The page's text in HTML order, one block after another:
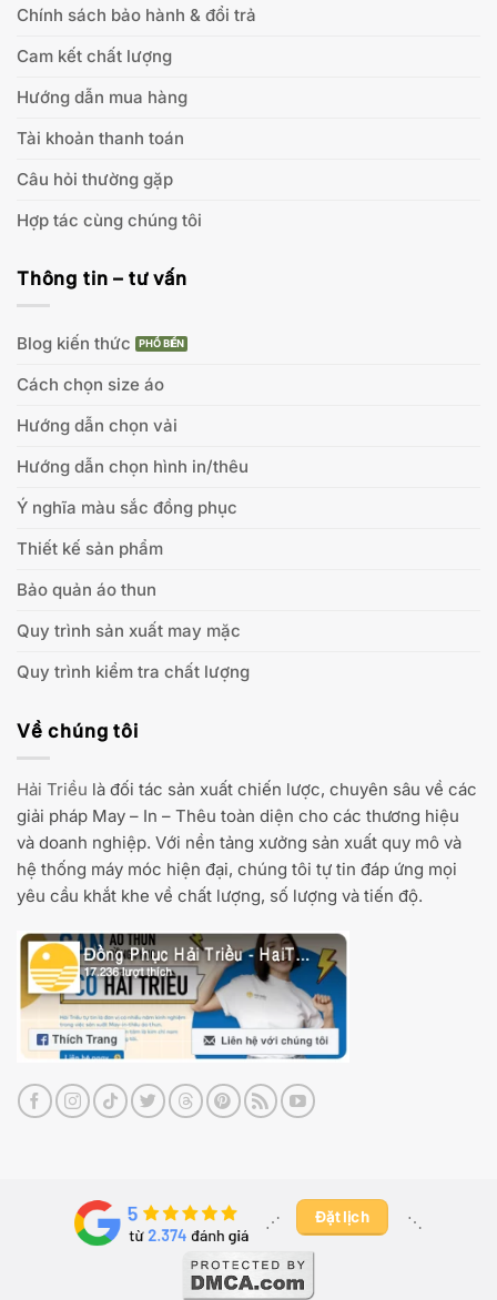
Chính sách bảo hành & đổi trả
Cam kết chất lượng
Hướng dẫn mua hàng
Tài khoản thanh toán
Câu hỏi thường gặp
Hợp tác cùng chúng tôi
Thông tin – tư vấn
Blog kiến thức
Cách chọn size áo
Hướng dẫn chọn vải
Hướng dẫn chọn hình in/thêu
Ý nghĩa màu sắc đồng phục
Thiết kế sản phẩm
Bảo quản áo thun
Quy trình sản xuất may mặc
Quy trình kiểm tra chất lượng
Về chúng tôi
Hải Triều là đối tác sản xuất chiến lược, chuyên sâu về các
giải pháp May – In – Thêu toàn diện cho các thương hiệu
và doanh nghiệp. Với nền tảng xưởng sản xuất quy mô và
hệ thống máy móc hiện đại, chúng tôi tự tin đáp ứng mọi
yêu cầu khắt khe về chất lượng, số lượng và tiến độ.
⋰ ​ Đặt lịch ⋱